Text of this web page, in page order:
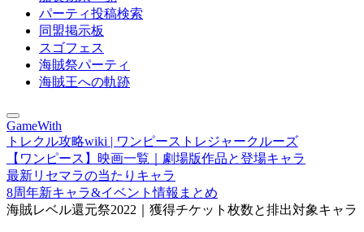
パーティ投稿検索
同盟掲示板
スゴフェス
海賊祭パーティ
海賊王への軌跡
GameWith
トレクル攻略wiki | ワンピーストレジャークルーズ
【ワンピース】映画一覧｜劇場版作品と登場キャラ
最新リセマラの当たりキャラ
8周年新キャラ&イベント情報まとめ
海賊レベル還元祭2022｜獲得チケット枚数と排出対象キャラ